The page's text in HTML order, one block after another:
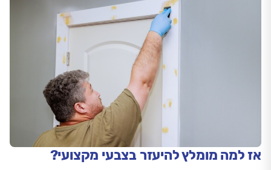
אז למה מומלץ להיעזר בצבעי מקצועי?